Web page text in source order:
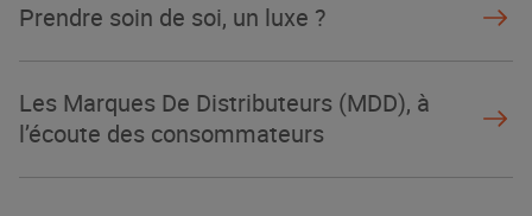
Prendre soin de soi, un luxe ?
Les Marques De Distributeurs (MDD), à
l’écoute des consommateurs